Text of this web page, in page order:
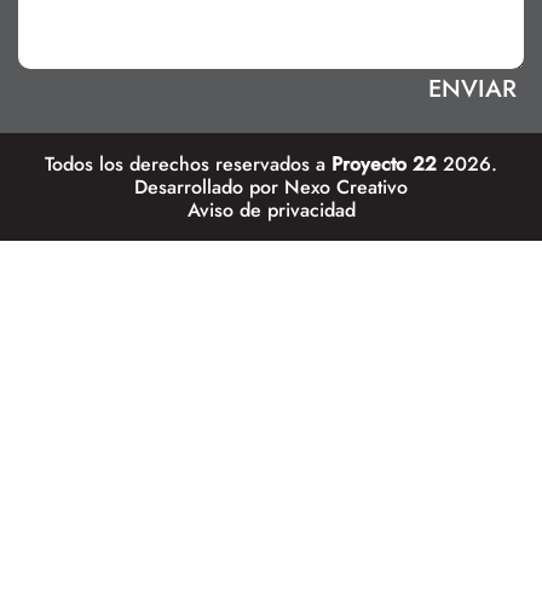
Todos los derechos reservados a Proyecto 22 2026.
Desarrollado por Nexo Creativo
Aviso de privacidad